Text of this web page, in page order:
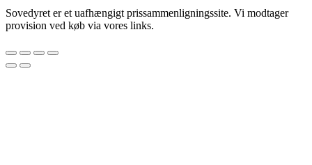
Sovedyret er et uafhængigt prissammenligningssite. Vi modtager
provision ved køb via vores links.